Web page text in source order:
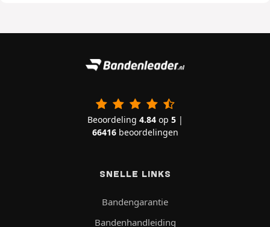
Beoordeling 4.84op 5|
66416beoordelingen
SNELLE LINKS
Bandengarantie
Bandenhandleiding